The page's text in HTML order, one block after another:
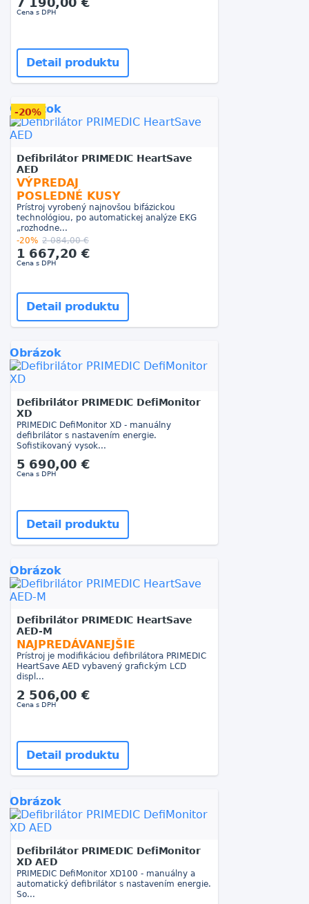
Cena s DPH
Detail produktu
Obrázok
-20%
Defibrilátor PRIMEDIC HeartSave
AED
VÝPREDAJ
POSLEDNÉ KUSY
Prístroj vyrobený najnovšou bifázickou
technológiou, po automatickej analýze EKG
„rozhodne...
-20% 2 084,00 €
1 667,20 €
Cena s DPH
Detail produktu
Obrázok
Defibrilátor PRIMEDIC DefiMonitor
XD
PRIMEDIC DefiMonitor XD - manuálny
defibrilátor s nastavením energie.
Sofistikovaný vysok...
5 690,00 €
Cena s DPH
Detail produktu
Obrázok
Defibrilátor PRIMEDIC HeartSave
AED-M
NAJPREDÁVANEJŠIE
Prístroj je modifikáciou defibrilátora PRIMEDIC
HeartSave AED vybavený grafickým LCD
displ...
2 506,00 €
Cena s DPH
Detail produktu
Obrázok
Defibrilátor PRIMEDIC DefiMonitor
XD AED
PRIMEDIC DefiMonitor XD100 - manuálny a
automatický defibrilátor s nastavením energie.
So...